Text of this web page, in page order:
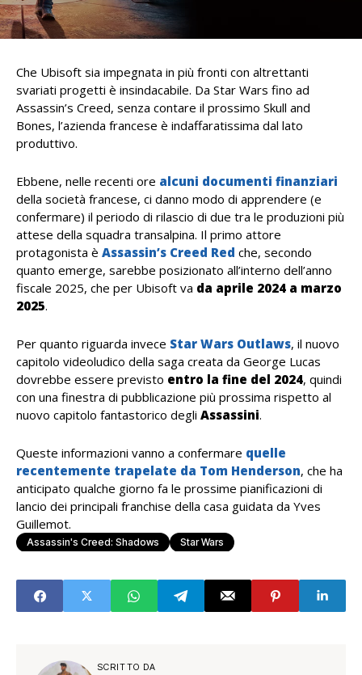
Che Ubisoft sia impegnata in più fronti con altrettanti
svariati progetti è insindacabile. Da Star Wars fino ad
Assassin’s Creed, senza contare il prossimo Skull and
Bones, l’azienda francese è indaffaratissima dal lato
produttivo.
Ebbene, nelle recenti ore alcuni documenti finanziari
della società francese, ci danno modo di apprendere (e
confermare) il periodo di rilascio di due tra le produzioni più
attese della squadra transalpina. Il primo attore
protagonista è Assassin’s Creed Red che, secondo
quanto emerge, sarebbe posizionato all’interno dell’anno
fiscale 2025, che per Ubisoft va da aprile 2024 a marzo
2025.
Per quanto riguarda invece Star Wars Outlaws, il nuovo
capitolo videoludico della saga creata da George Lucas
dovrebbe essere previsto entro la fine del 2024, quindi
con una finestra di pubblicazione più prossima rispetto al
nuovo capitolo fantastorico degli Assassini.
Queste informazioni vanno a confermare quelle
recentemente trapelate da Tom Henderson, che ha
anticipato qualche giorno fa le prossime pianificazioni di
lancio dei principali franchise della casa guidata da Yves
Guillemot.
Assassin's Creed: Shadows Star Wars
SCRITTO DA